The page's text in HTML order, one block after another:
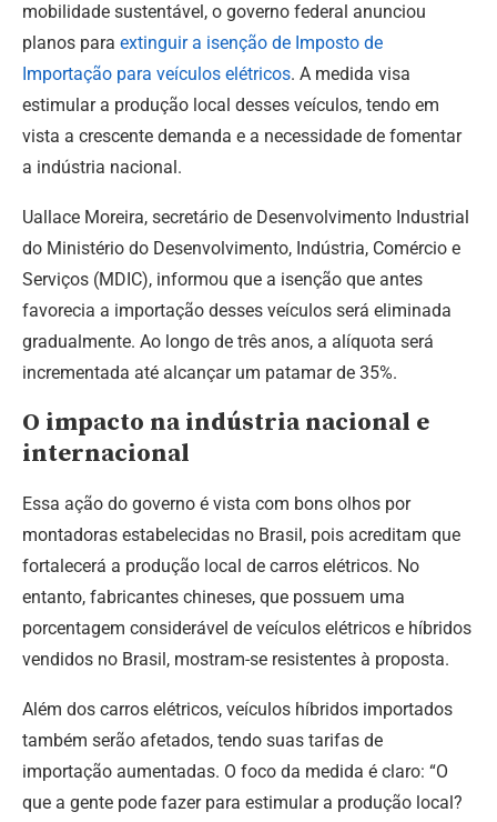
mobilidade sustentável, o governo federal anunciou
planos para extinguir a isenção de Imposto de
Importação para veículos elétricos. A medida visa
estimular a produção local desses veículos, tendo em
vista a crescente demanda e a necessidade de fomentar
a indústria nacional.
Uallace Moreira, secretário de Desenvolvimento Industrial
do Ministério do Desenvolvimento, Indústria, Comércio e
Serviços (MDIC), informou que a isenção que antes
favorecia a importação desses veículos será eliminada
gradualmente. Ao longo de três anos, a alíquota será
incrementada até alcançar um patamar de 35%.
O impacto na indústria nacional e
internacional
Essa ação do governo é vista com bons olhos por
montadoras estabelecidas no Brasil, pois acreditam que
fortalecerá a produção local de carros elétricos. No
entanto, fabricantes chineses, que possuem uma
porcentagem considerável de veículos elétricos e híbridos
vendidos no Brasil, mostram-se resistentes à proposta.
Além dos carros elétricos, veículos híbridos importados
também serão afetados, tendo suas tarifas de
importação aumentadas. O foco da medida é claro: “O
que a gente pode fazer para estimular a produção local?